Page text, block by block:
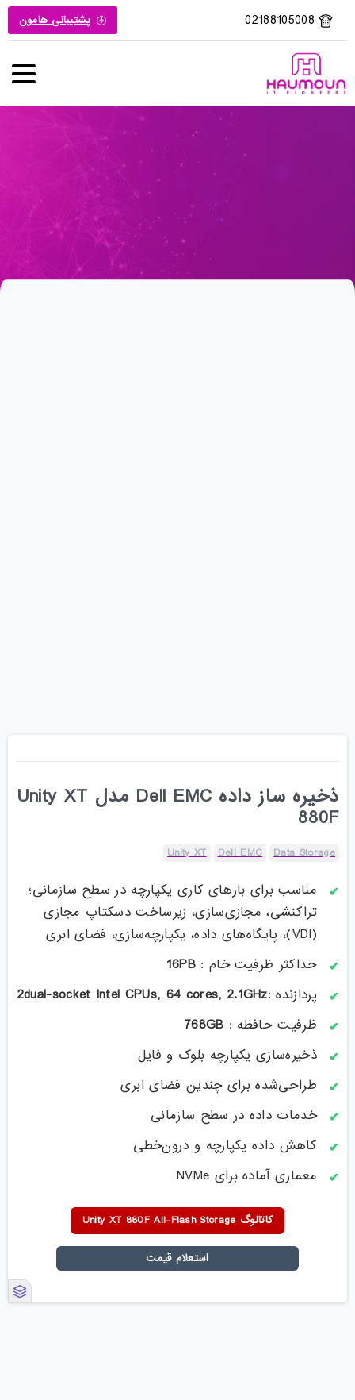
02188105008 پشتیبانی هامون
ذخیره ساز داده Dell EMC مدل Unity XT
880F
Data Storage
Dell EMC
Unity XT
مناسب برای بارهای کاری یکپارچه در سطح سازمانی؛
تراکنشی، مجازی‌سازی، زیرساخت دسکتاپ مجازی
(VDI)، پایگاه‌های داده، یکپارچه‌سازی، فضای ابری
حداکثر ظرفیت خام :16PB
پردازنده :2dual-socket Intel CPUs, 64 cores, 2.1GHz
ظرفیت حافظه : 768GB
ذخیره‌سازی یکپارچه بلوک و فایل
طراحی‌شده برای چندین فضای ابری
خدمات داده در سطح سازمانی
کاهش داده یکپارچه و درون‌خطی
معماری آماده برای NVMe
کاتالوگ Unity XT 880F All-Flash Storage
استعلام قیمت